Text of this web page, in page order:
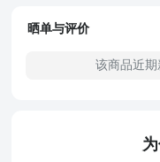
晒单与评价
该商品近